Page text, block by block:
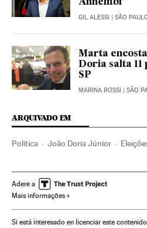
Anhembi”
GIL ALESSI | SÃO
Marta
Doria salta 11
SP
MARINA ROSSI | SÃO
ARQUIVADO EM
Política João Doria Júnior
América do Sul América Latina
Adere a
Mais informações
Si está interesado en licenciar este